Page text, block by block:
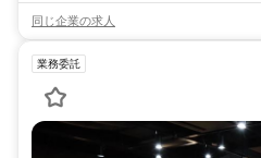
同じ企業の求人
業務委託